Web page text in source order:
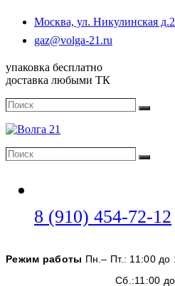
Москва, ул. Никулинская
gaz@volga-21.ru
упаковка бесплатно
доставка любыми ТК
Поиск
Поиск
Поиск
Поиск
8 (910) 454-72-12
Режим работы Пн.– Пт.: 11:00 до
Сб.:11:00 до